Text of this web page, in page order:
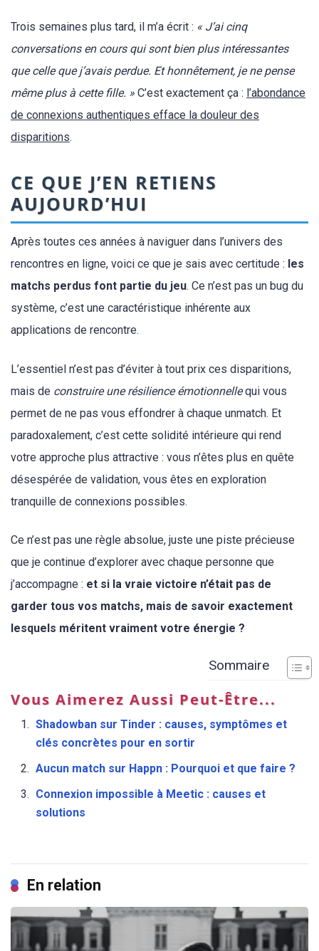
Trois semaines plus tard, il m’a écrit : « J’ai cinq
conversations en cours qui sont bien plus intéressantes
que celle que j’avais perdue. Et honnêtement, je ne pense
même plus à cette fille. » C’est exactement ça : l’abondance
de connexions authentiques efface la douleur des
disparitions.
CE QUE J’EN RETIENS
AUJOURD’HUI
Après toutes ces années à naviguer dans l’univers des
rencontres en ligne, voici ce que je sais avec certitude : les
matchs perdus font partie du jeu. Ce n’est pas un bug du
système, c’est une caractéristique inhérente aux
applications de rencontre.
L’essentiel n’est pas d’éviter à tout prix ces disparitions,
mais de construire une résilience émotionnellequi vous
permet de ne pas vous effondrer à chaque unmatch. Et
paradoxalement, c’est cette solidité intérieure qui rend
votre approche plus attractive : vous n’êtes plus en quête
désespérée de validation, vous êtes en exploration
tranquille de connexions possibles.
Ce n’est pas une règle absolue, juste une piste précieuse
que je continue d’explorer avec chaque personne que
j’accompagne : et si la vraie victoire n’était pas de
garder tous vos matchs, mais de savoir exactement
lesquels méritent vraiment votre énergie ?
Sommaire
Vous Aimerez Aussi Peut-Être...
Shadowban sur Tinder : causes, symptômes et
clés concrètes pour en sortir
Aucun match sur Happn : Pourquoi et que faire ?
Connexion impossible à Meetic : causes et
solutions
En relation